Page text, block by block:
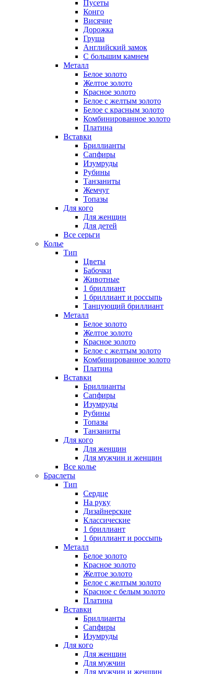
Пусеты
Конго
Висячие
Дорожка
Груша
Английский замок
С большим камнем
Металл
Белое золото
Желтое золото
Красное золото
Белое с желтым золото
Белое с красным золото
Комбинированное золото
Платина
Вставки
Бриллианты
Сапфиры
Изумруды
Рубины
Танзаниты
Жемчуг
Топазы
Для кого
Для женщин
Для детей
Все серьги
Колье
Тип
Цветы
Бабочки
Животные
1 бриллиант
1 бриллиант и россыпь
Танцующий бриллиант
Металл
Белое золото
Желтое золото
Красное золото
Белое с желтым золото
Комбинированное золото
Платина
Вставки
Бриллианты
Сапфиры
Изумруды
Рубины
Топазы
Танзаниты
Для кого
Для женщин
Для мужчин и женщин
Все колье
Браслеты
Тип
Сердце
На руку
Дизайнерские
Классические
1 бриллиант
1 бриллиант и россыпь
Металл
Белое золото
Красное золото
Желтое золото
Белое с желтым золото
Красное с белым золото
Платина
Вставки
Бриллианты
Сапфиры
Изумруды
Для кого
Для женщин
Для мужчин
Для мужчин и женщин